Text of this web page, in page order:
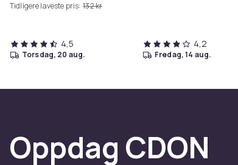
Tidligere laveste pris: 132 kr
4,5
torsdag, 20 aug.
4,2
fredag, 14 aug.
Oppdag CDON